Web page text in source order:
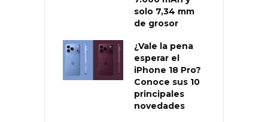
solo 7,34 mm
de grosor
¿Vale la pena
esperar el
iPhone 18 Pro?
Conoce sus 10
principales
novedades